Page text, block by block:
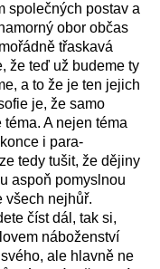
společných postav a
obor občas
třaskavá
že teď už budeme ty
a to že je ten jejich
je, že samo
A nejen téma
i para-
tedy tušit, že dějiny
aspoň pomyslnou
všech nejhůř.
číst dál, tak si,
náboženství
ale hlavně ne